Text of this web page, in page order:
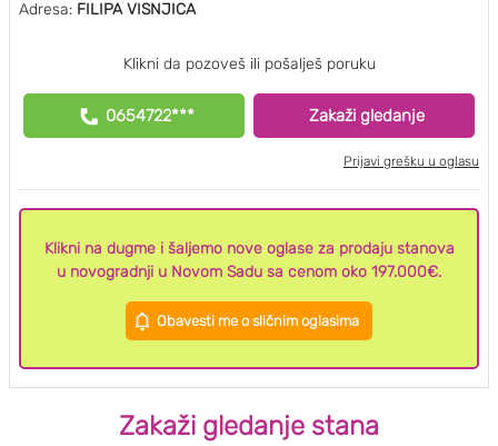
Adresa: FILIPA VISNJICA
Klikni da pozoveš ili pošalješ poruku
0654722*** Zakaži gledanje
Prijavi grešku u oglasu
Klikni na dugme i šaljemo nove oglase za prodaju stanova
u novogradnji u Novom Sadu sa cenom oko 197.000€.
Obavesti me o sličnim oglasima
Zakaži gledanje stana